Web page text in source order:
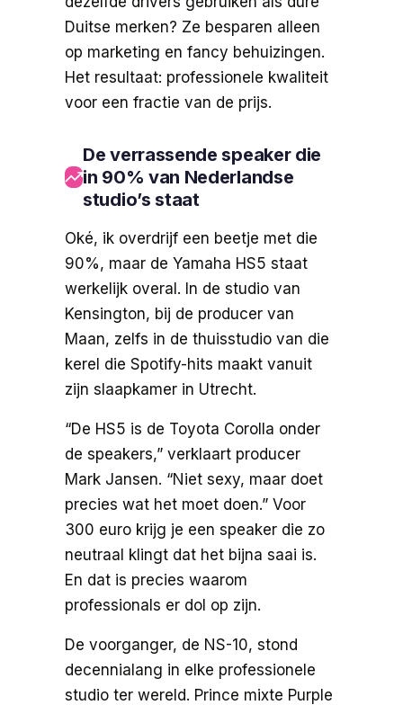
Duitse merken? Ze besparen alleen
op marketing en fancy behuizingen.
Het resultaat: professionele kwaliteit
voor een fractie van de prijs.
De verrassende speaker die
in 90% van Nederlandse
studio’s staat
Oké, ik overdrijf een beetje met die
90%, maar de Yamaha HS5 staat
werkelijk overal. In de studio van
Kensington, bij de producer van
Maan, zelfs in de thuisstudio van die
kerel die Spotify-hits maakt vanuit
zijn slaapkamer in Utrecht.
“De HS5 is de Toyota Corolla onder
de speakers,” verklaart producer
Mark Jansen. “Niet sexy, maar doet
precies wat het moet doen.” Voor
300 euro krijg je een speaker die zo
neutraal klingt dat het bijna saai is.
En dat is precies waarom
professionals er dol op zijn.
De voorganger, de NS-10, stond
decennialang in elke professionele
studio ter wereld. Prince mixte Purple